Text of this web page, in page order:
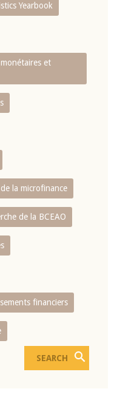
Yearbook
et
la microfinance
de la BCEAO
financiers